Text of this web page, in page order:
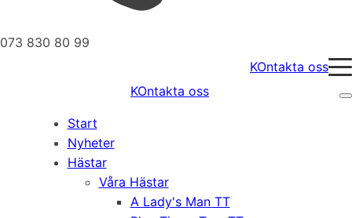
073 830 80 99
KOntakta oss
KOntakta oss
Start
Nyheter
Hästar
Våra Hästar
A Lady's Man TT